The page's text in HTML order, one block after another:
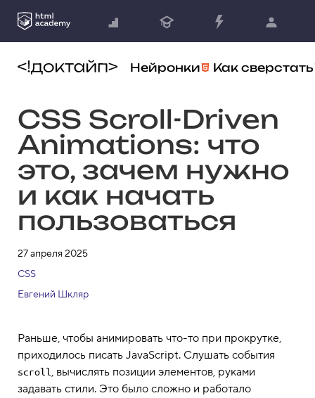
Нейронки Как сверстать
CSS Scroll-Driven
Animations: что
это, зачем нужно
и как начать
пользоваться
27 апреля 2025
CSS
Евгений Шкляр
Раньше, чтобы анимировать что-то при прокрутке,
приходилось писать JavaScript. Слушать события
scroll, вычислять позиции элементов, руками
задавать стили. Это было сложно и работало